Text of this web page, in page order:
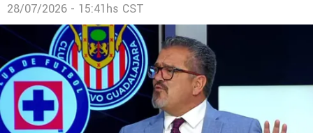
28/07/2026 - 15:41hs CST